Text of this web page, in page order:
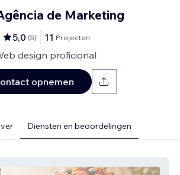
de Marketing
5,0 (5) 11 Projecten
design proficional
opnemen
Diensten en beoordelingen